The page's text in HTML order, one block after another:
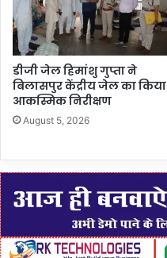
डीजी जेल हिमांशु गुप्ता ने
बिलासपुर केंद्रीय जेल का किया
आकस्मिक निरीक्षण
August 5, 2026